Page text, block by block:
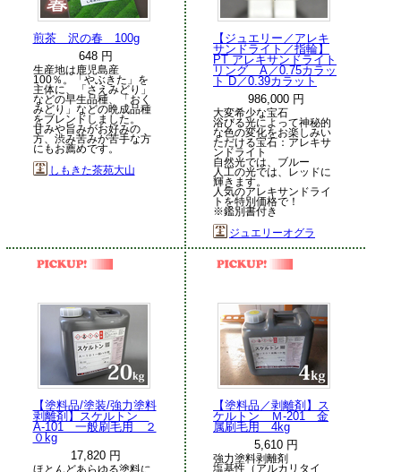
煎茶 沢の春 100g
648 円
生産地は鹿児島産
100％。「やぶきた」を
主体に、「さえみどり」
などの早生品種、「おく
みどり」などの晩成品種
をブレンドしました。
甘みや旨みがお好みの
方、渋み苦みが苦手な方
にもお薦めです。
しもきた茶苑大山
【ジュエリー／アレキ
サンドライト／指輪】
PT アレキサンドライト
リング A／0.75カラッ
ト D／0.39カラット
986,000 円
大変希少な宝石
浴びる光によって神秘的
な色の変化をお楽しみい
ただける宝石：アレキサ
ンドライト
自然光では、ブルー
人工の光では、レッドに
輝きます。
人気のアレキサンドライ
トを特別価格で！
※鑑別書付き
ジュエリーオグラ
【塗料品/塗装/強力塗料
剥離剤】スケルトン
A-101 一般刷毛用 ２
０kg
17,820 円
ほとんどあらゆる塗料に
【塗料品／剥離剤】ス
ケルトン Ｍ-201 金
属刷毛用 4kg
5,610 円
強力塗料剥離剤
塩基性（アルカリタイ